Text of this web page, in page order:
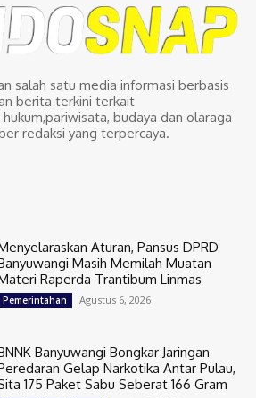
salah satu media informasi berbasis
berita terkini terkait
budaya dan olaraga
redaksi yang terpercaya.
Aturan, Pansus DPRD
Masih Memilah Muatan
Raperda Trantibum Linmas
Pemerintahan Agustus 6, 2026
Banyuwangi Bongkar Jaringan
Gelap Narkotika Antar Pulau,
175 Paket Sabu Seberat 166 Gram